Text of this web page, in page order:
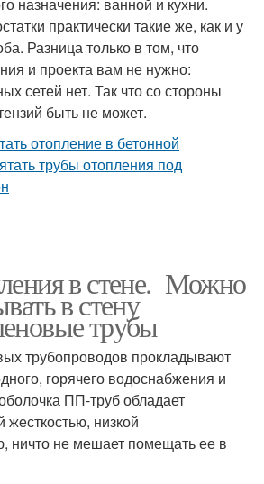
назначения: ванной и кухни.
практически такие же, как и у
Разница только в том, что
и проекта вам не нужно:
сетей нет. Так что со стороны
быть не может.
в стене. Можно
в стену
трубы
трубопроводов прокладывают
горячего водоснабжения и
ПП-труб обладает
жесткостью, низкой
ничто не мешает помещать ее в